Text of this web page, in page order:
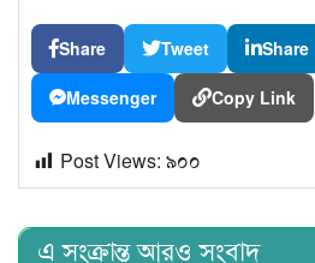
Share Tweet Share
Messenger Copy Link
Post Views: ৯০০
এ সংক্রান্ত আরও সংবাদ